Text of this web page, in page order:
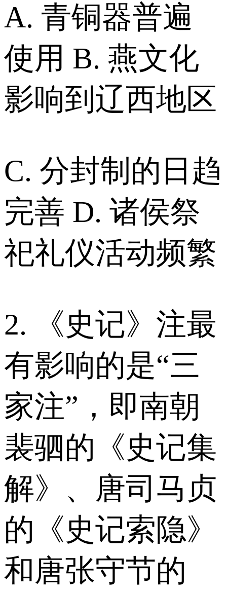
A. 青铜器普遍
使用 B. 燕文化
影响到辽西地区
C. 分封制的日趋
完善 D. 诸侯祭
祀礼仪活动频繁
2. 《史记》注最
有影响的是“三
家注”，即南朝
裴驷的《史记集
解》、唐司马贞
的《史记索隐》
和唐张守节的